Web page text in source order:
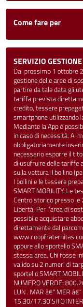
Come fare per
SERVIZIO
Dal prossimo 1 ottobre
gestione delle aree di
partire da tale data gli
tariffa prevista
credito, tessere
smartphone
Mediante la App è
in caso di necessità. Al
obbligatoriamente
necessario esporre il
di usufruire delle tariffe
sulla vettura il bollino
I bollini e le tessere
SMART MOBILITY. Le
Centro storico presso le
Libertà. Per l’area di
possibile acquistare
direttamente dal
oppure allo sportello
stessa area. Chi fosse
valido su 2 numeri di
sportello SMART
NUMERO VERDE:
LUN . MAR â€“ MER
15.30/17.30 SITO